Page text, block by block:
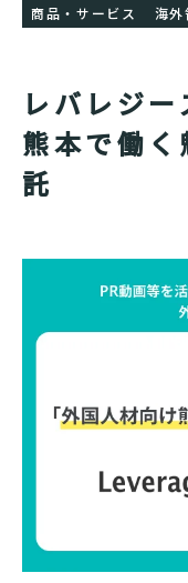
商品・サービス 海外
レバレジ
熊本で働
託